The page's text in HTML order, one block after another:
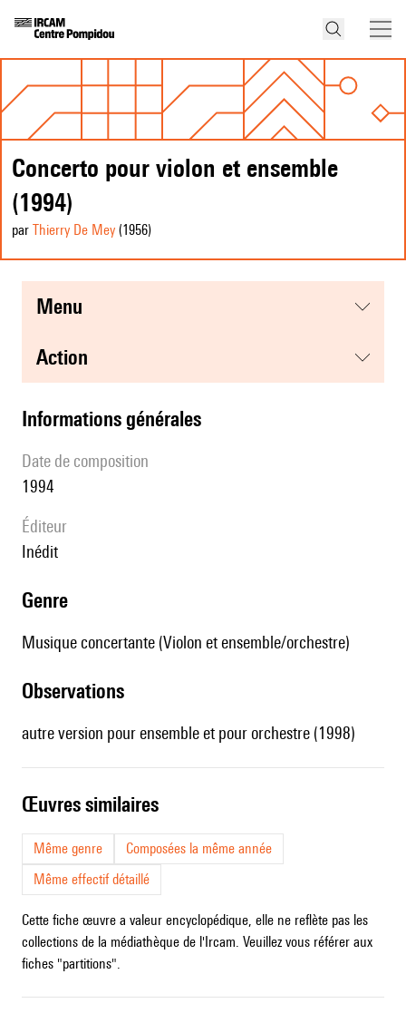
Concerto pour violon et ensemble
(1994)
par Thierry De Mey (1956)
menu
action
informations générales
date de composition
1994
éditeur
Inédit
genre
Musique concertante (Violon et ensemble/orchestre)
observations
autre version pour ensemble et pour orchestre (1998)
œuvres similaires
Même genre
Composées la même année
Même effectif détaillé
Cette fiche œuvre a valeur encyclopédique, elle ne reflète pas les
collections de la médiathèque de l'Ircam. Veuillez vous référer aux
fiches "partitions".